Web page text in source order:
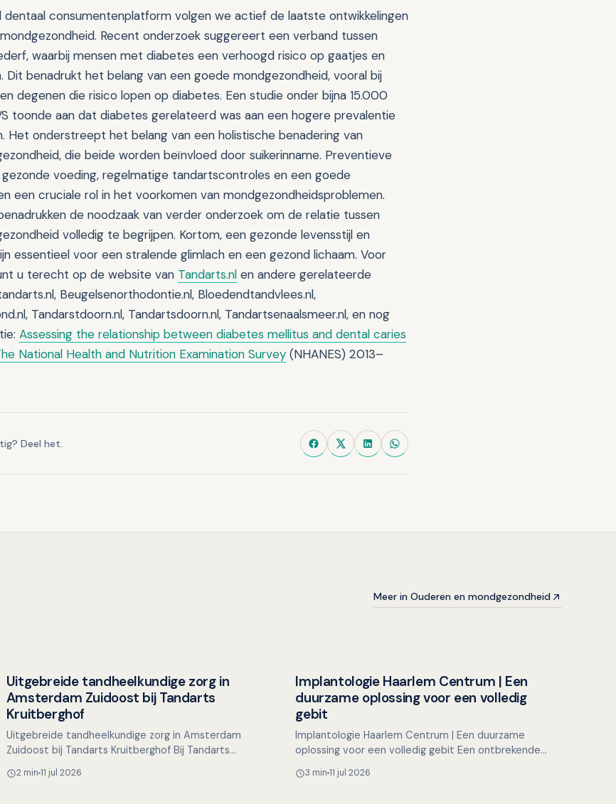
dentaal consumentenplatform volgen we actief de laatste ontwikkelingen
Recent onderzoek suggereert een verband tussen
waarbij mensen met diabetes een verhoogd risico op gaatjes en
Dit benadrukt het belang van een goede mondgezondheid, vooral bij
degenen die risico lopen op diabetes. Een studie onder bijna 15.000
toonde aan dat diabetes gerelateerd was aan een hogere prevalentie
Het onderstreept het belang van een holistische benadering van
die beide worden beïnvloed door suikerinname. Preventieve
voeding, regelmatige tandartscontroles en een goede
een cruciale rol in het voorkomen van mondgezondheidsproblemen.
de noodzaak van verder onderzoek om de relatie tussen
volledig te begrijpen. Kortom, een gezonde levensstijl en
essentieel voor een stralende glimlach en een gezond lichaam. Voor
u terecht op de website van Tandarts.nl en andere gerelateerde
Beugelsenorthodontie.nl, Bloedendtandvlees.nl,
Tandarstdoorn.nl, Tandartsdoorn.nl, Tandartsenaalsmeer.nl, en nog
Assessing the relationship between diabetes mellitus and dental caries
National Health and Nutrition Examination Survey (NHANES) 2013–
Deel het.
Meer in Ouderen en mondgezondheid
Overig nieuws
Uitgebreide tandheelkundige zorg in
Amsterdam Zuidoost bij Tandarts
Kruitberghof
Uitgebreide tandheelkundige zorg in Amsterdam
Zuidoost bij Tandarts Kruitberghof Bij Tandarts
het bieden van …
2 min 11 jul 2026
Overig nieuws
Implantologie Haarlem Centrum | Een
duurzame oplossing voor een volledig
gebit
Implantologie Haarlem Centrum | Een duurzame
oplossing voor een volledig gebit Een ontbrekende
Het kan invloed …
3 min11 jul 2026